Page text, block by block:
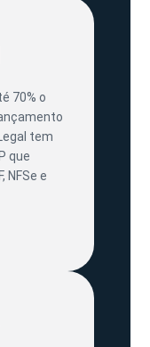
70% o
tem
que
NFSe e